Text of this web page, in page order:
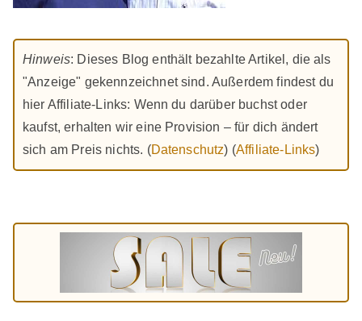
Hinweis: Dieses Blog enthält bezahlte Artikel, die als
"Anzeige" gekennzeichnet sind. Außerdem findest du
hier Affiliate-Links: Wenn du darüber buchst oder
kaufst, erhalten wir eine Provision – für dich ändert
sich am Preis nichts. (Datenschutz) (Affiliate-Links)